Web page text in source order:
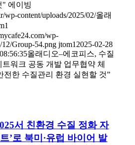
" 에이빙
wp-content/uploads/2025/02/올래
wp-
12/Group-54.png jtom12025-02-28
올래디오–에코피스, 수질
워크 공동 개발 업무협약 체
한 수질관리 환경 실현할 것”
서 친환경 수질 정화 자
’로 북미·유럽 바이어 발